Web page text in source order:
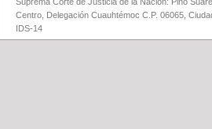
Centro, Delegación Cuauhtémoc C.P. 06065,
IDS-14